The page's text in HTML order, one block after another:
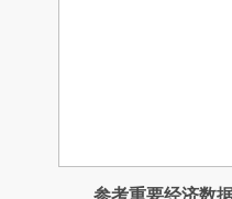
参考重要经济数